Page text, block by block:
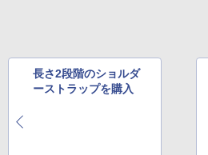
長さ2段階のショルダ
ーストラップを購入